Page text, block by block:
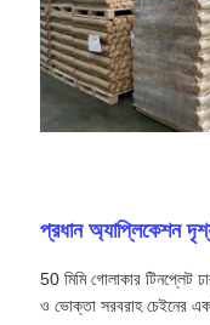
প্রধান অ্যাপ্লিকেশন
50 মিমি গোলাকার টিনপ্লেট
ও ভোক্তা সরবরাহ চেইনের